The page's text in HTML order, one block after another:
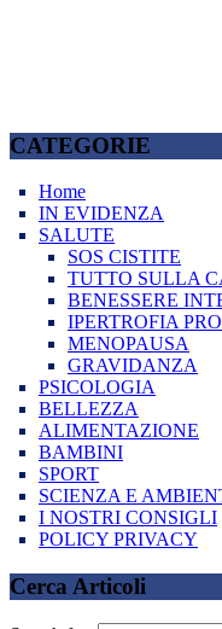
CATEGORIE
Home
IN EVIDENZA
SALUTE
SOS CISTITE
TUTTO SULLA
BENESSERE
IPERTROFIA
MENOPAUSA
GRAVIDANZA
PSICOLOGIA
BELLEZZA
ALIMENTAZIONE
BAMBINI
SPORT
SCIENZA E
I NOSTRI CONSIGLI
POLICY PRIVACY
Cerca Articoli